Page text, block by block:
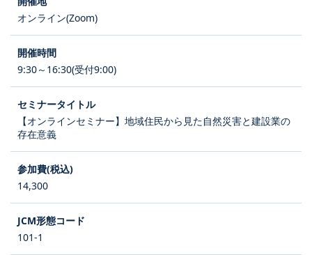
オンライン(Zoom)
9:30～16:30(受付9:00)
【オンラインセミナー】地域住民から見た自然災害と建設業の
存在意義
14,300
101-1